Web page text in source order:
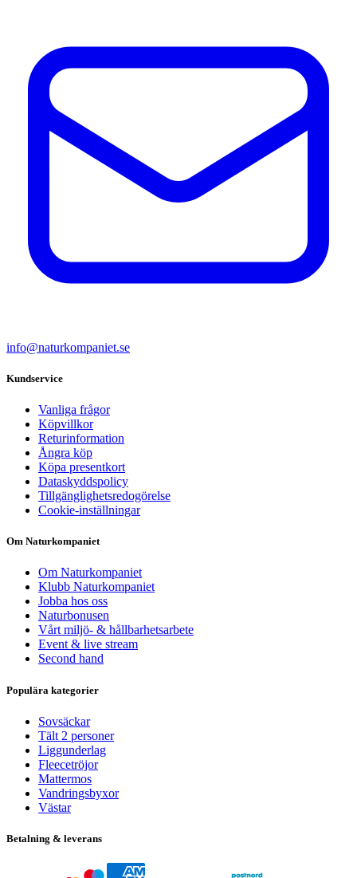
info@naturkompaniet.se
Kundservice
Vanliga frågor
Köpvillkor
Returinformation
Ångra köp
Köpa presentkort
Dataskyddspolicy
Tillgänglighetsredogörelse
Cookie-inställningar
Om Naturkompaniet
Om Naturkompaniet
Klubb Naturkompaniet
Jobba hos oss
Naturbonusen
Vårt miljö- & hållbarhetsarbete
Event & live stream
Second hand
Populära kategorier
Sovsäckar
Tält 2 personer
Liggunderlag
Fleecetröjor
Mattermos
Vandringsbyxor
Västar
Betalning & leverans